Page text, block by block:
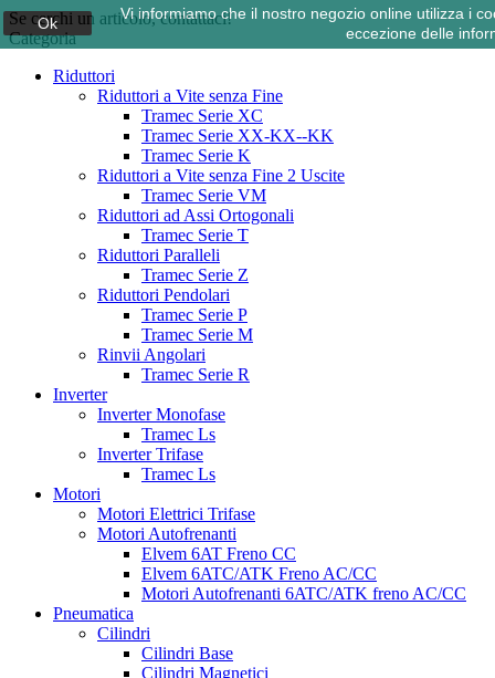
Se cerchi un articolo, contattaci!
Categoria
Riduttori
Riduttori a Vite senza Fine
Tramec Serie XC
Tramec Serie XX-KX--KK
Tramec Serie K
Riduttori a Vite senza Fine 2 Uscite
Tramec Serie VM
Riduttori ad Assi Ortogonali
Tramec Serie T
Riduttori Paralleli
Tramec Serie Z
Riduttori Pendolari
Tramec Serie P
Tramec Serie M
Rinvii Angolari
Tramec Serie R
Inverter
Inverter Monofase
Tramec Ls
Inverter Trifase
Tramec Ls
Motori
Motori Elettrici Trifase
Motori Autofrenanti
Elvem 6AT Freno CC
Elvem 6ATC/ATK Freno AC/CC
Motori Autofrenanti 6ATC/ATK freno AC/CC
Pneumatica
Cilindri
Cilindri Base
Cilindri Magnetici
Ok
Vi informiamo che il nostro negozio online utilizza i
eccezione delle